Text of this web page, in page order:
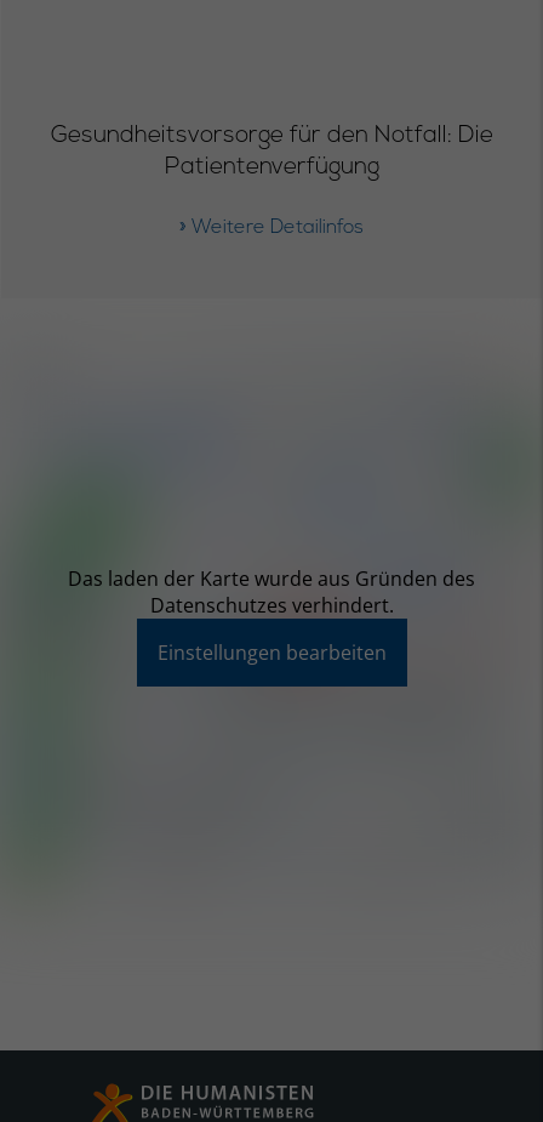
Gesundheitsvorsorge für den Notfall: Die
Patientenverfügung
» Weitere Detailinfos
Das laden der Karte wurde aus Gründen des
Datenschutzes verhindert.
Einstellungen bearbeiten